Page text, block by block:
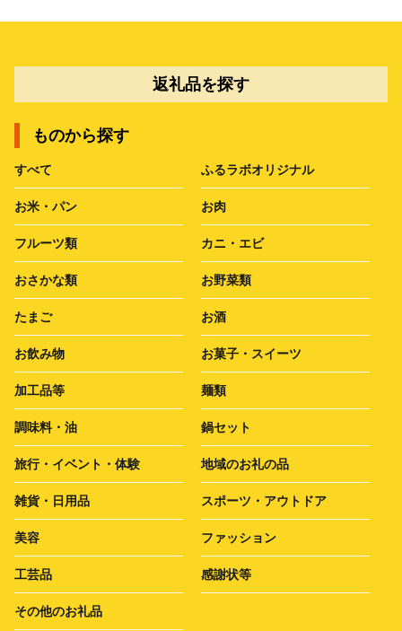
返礼品を探す
ものから探す
すべて ふるラボオリジナル
お米・パン お肉
フルーツ類 カニ・エビ
おさかな類 お野菜類
たまご お酒
お飲み物 お菓子・スイーツ
加工品等 麺類
調味料・油 鍋セット
旅行・イベント・体験 地域のお礼の品
雑貨・日用品 スポーツ・アウトドア
美容 ファッション
工芸品 感謝状等
その他のお礼品